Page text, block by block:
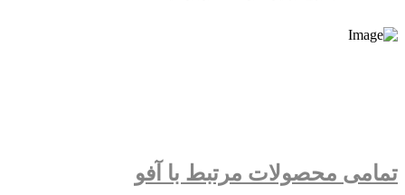
تمامی محصولات مرتبط با آفو